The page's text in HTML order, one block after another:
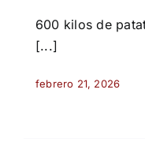
600 kilos de
[...]
febrero 21, 2026